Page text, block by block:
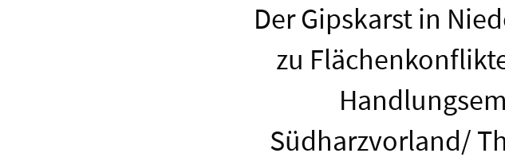
Der Gipskarst in
zu
Südharzvorland/